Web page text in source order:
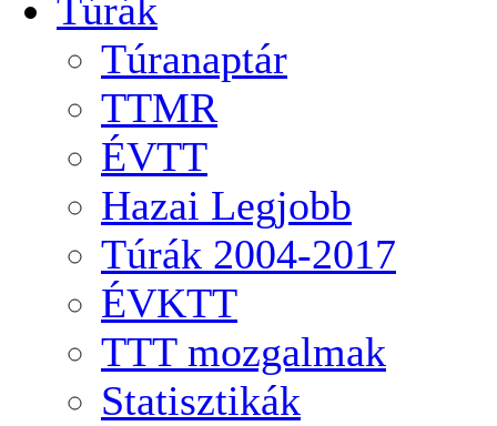
Túrák
Túranaptár
TTMR
ÉVTT
Hazai Legjobb
Túrák 2004-2017
ÉVKTT
TTT mozgalmak
Statisztikák